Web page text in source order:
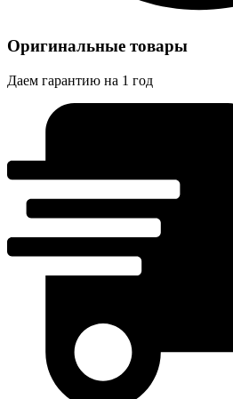
Оригинальные товары
Даем гарантию на 1 год